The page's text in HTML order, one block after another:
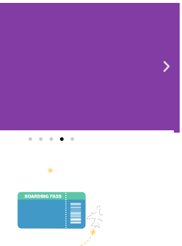
הדרכה מקצועית
לחצו פה!